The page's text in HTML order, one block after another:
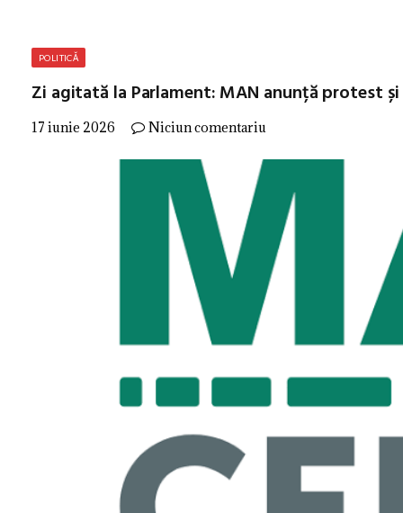
POLITICĂ
Zi agitată la Parlament: MAN anunță protest
17 iunie 2026 Niciun comentariu